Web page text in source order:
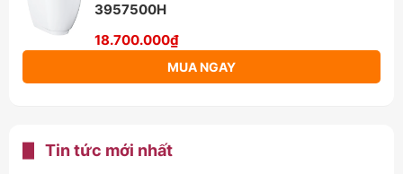
3957500H
18.700.000₫
MUA NGAY
Tin tức mới nhất